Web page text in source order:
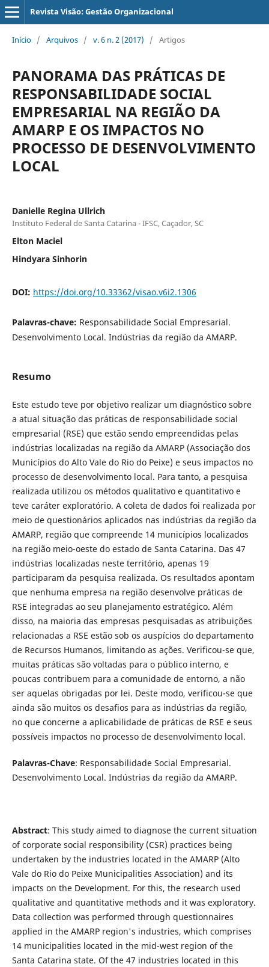
Revista Visão: Gestão Organizacional
Início / Arquivos / v. 6 n. 2 (2017) / Artigos
PANORAMA DAS PRÁTICAS DE
RESPONSABILIDADE SOCIAL
EMPRESARIAL NA REGIÃO DA
AMARP E OS IMPACTOS NO
PROCESSO DE DESENVOLVIMENTO
LOCAL
Danielle Regina Ullrich
Instituto Federal de Santa Catarina - IFSC, Caçador, SC
Elton Maciel
Hindyara Sinhorin
DOI: https://doi.org/10.33362/visao.v6i2.1306
Palavras-chave: Responsabilidade Social Empresarial.
Desenvolvimento Local. Indústrias da região da AMARP.
Resumo
Este estudo teve por objetivo realizar um diagnóstico sobre
a atual situação das práticas de responsabilidade social
empresarial (RSE) que estão sendo empreendidas pelas
indústrias localizadas na região da AMARP (Associação dos
Municípios do Alto Vale do Rio do Peixe) e seus impactos no
processo de desenvolvimento local. Para tanto, a pesquisa
realizada utilizou os métodos qualitativo e quantitativo e
teve caráter exploratório. A coleta de dados foi realizada por
meio de questionários aplicados nas indústrias da região da
AMARP, região que compreende 14 municípios localizados
na região meio-oeste do estado de Santa Catarina. Das 47
indústrias localizadas neste território, apenas 19
participaram da pesquisa realizada. Os resultados apontam
que nenhuma empresa na região desenvolve práticas de
RSE integradas ao seu planejamento estratégico. Além
disso, na maioria das empresas pesquisadas as atribuições
relacionadas a RSE estão sob os auspícios do departamento
de Recursos Humanos, limitando as ações. Verificou-se que,
muitas práticas são voltadas para o público interno, e
poucas contribuem para a comunidade de entorno, a não
ser aquelas obrigadas por lei. Deste modo, verificou-se que
ainda são muitos os desafios para as indústrias da região,
no que concerne a aplicabilidade de práticas de RSE e seus
possíveis impactos no processo de desenvolvimento local.
Palavras-Chave: Responsabilidade Social Empresarial.
Desenvolvimento Local. Indústrias da região da AMARP.
Abstract: This study aimed to diagnose the current situation
of corporate social responsibility (CSR) practices being
undertaken by the industries located in the AMARP (Alto
Vale do Rio do Peixe Municipalities Association) and its
impacts on the Development. For this, the research used
qualitative and quantitative methods and it was exploratory.
Data collection was performed through questionnaires
applied in the AMARP region's industries, which comprises
14 municipalities located in the mid-west region of the
Santa Catarina state. Of the 47 industries located in this